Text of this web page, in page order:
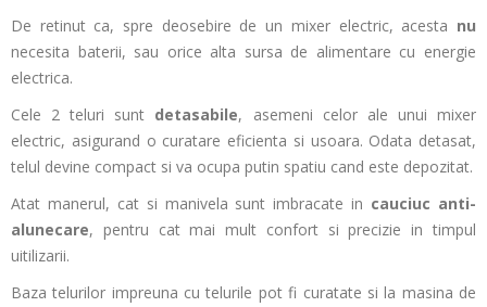
De retinut ca, spre deosebire de un mixer electric, acesta nu
necesita baterii, sau orice alta sursa de alimentare cu energie
electrica.
Cele 2 teluri sunt detasabile, asemeni celor ale unui mixer
electric, asigurand o curatare eficienta si usoara. Odata detasat,
telul devine compact si va ocupa putin spatiu cand este depozitat.
Atat manerul, cat si manivela sunt imbracate in cauciuc anti-
alunecare, pentru cat mai mult confort si precizie in timpul
uitilizarii.
Baza telurilor impreuna cu telurile pot fi curatate si la masina de